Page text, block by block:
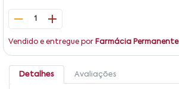
1
Vendido e entregue por Farmácia Permanente
Detalhes Avaliações